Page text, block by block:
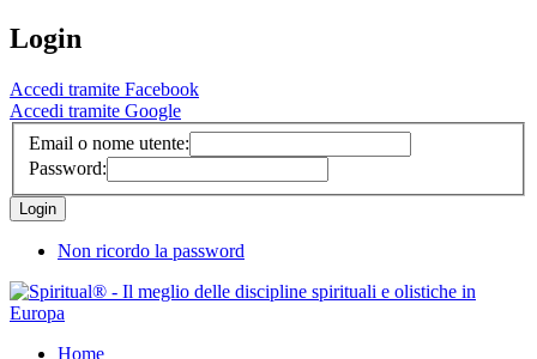
Login
Accedi tramite Facebook
Accedi tramite Google
Email o nome utente:
Password:
Non ricordo la password
Home